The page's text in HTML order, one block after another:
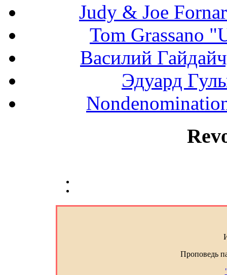
Judy & Joe
Tom Grassano
Василий
Эдуард
Проповедь